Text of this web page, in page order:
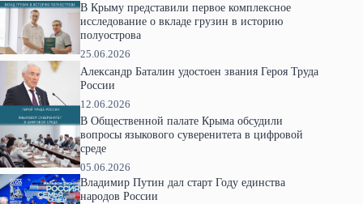
В Крыму представили первое комплексное
исследование о вкладе грузин в историю
полуострова
25.06.2026
Александр Баталин удостоен звания Героя Труда
России
12.06.2026
В Общественной палате Крыма обсудили
вопросы языкового суверенитета в цифровой
среде
05.06.2026
Владимир Путин дал старт Году единства
народов России